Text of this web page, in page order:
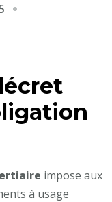
impose aux
à usage